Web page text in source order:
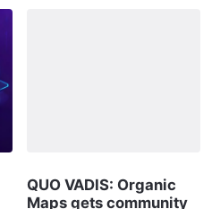
QUO VADIS: Organic
Maps gets community